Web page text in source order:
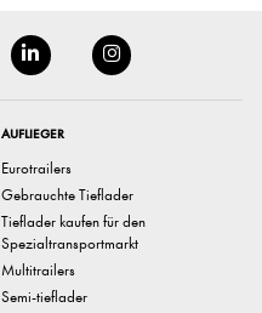
AUFLIEGER
Eurotrailers
Gebrauchte Tieflader
Tieflader kaufen für den
Spezialtransportmarkt
Multitrailers
Semi-tieflader